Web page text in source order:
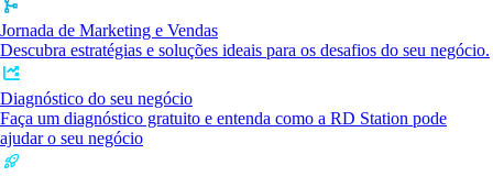
Jornada de Marketing e Vendas
Descubra estratégias e soluções ideais para os desafios do seu negócio.
Diagnóstico do seu negócio
Faça um diagnóstico gratuito e entenda como a RD Station pode
ajudar o seu negócio